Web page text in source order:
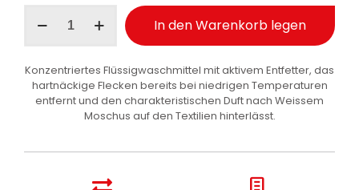
auf
Kundenbewertung
Waschmittel
3.6
Menge
In den Warenkorb legen
Konzentriertes Flüssigwaschmittel mit aktivem Entfetter, das
hartnäckige Flecken bereits bei niedrigen Temperaturen
entfernt und den charakteristischen Duft nach Weissem
Moschus auf den Textilien hinterlässt.